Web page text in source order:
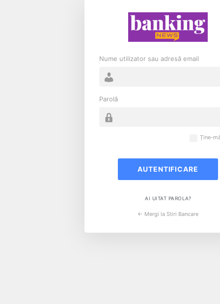
Nume utilizator sau adresă email
Parolă
Ține-
AI UITAT PAROLA?
← Mergi la Stiri Bancare